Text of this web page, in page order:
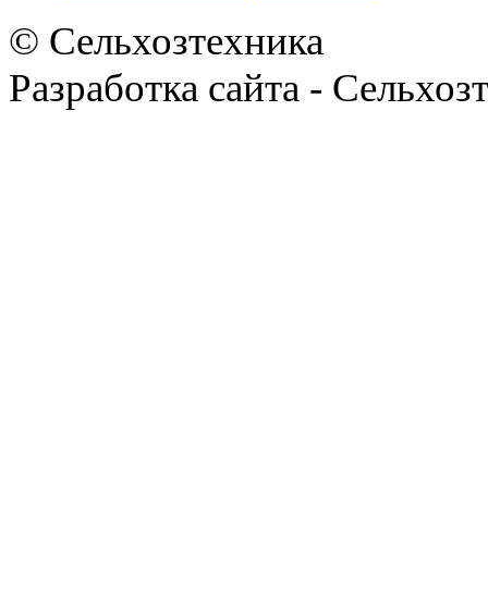
© Сельхозтехника
Разработка сайта -